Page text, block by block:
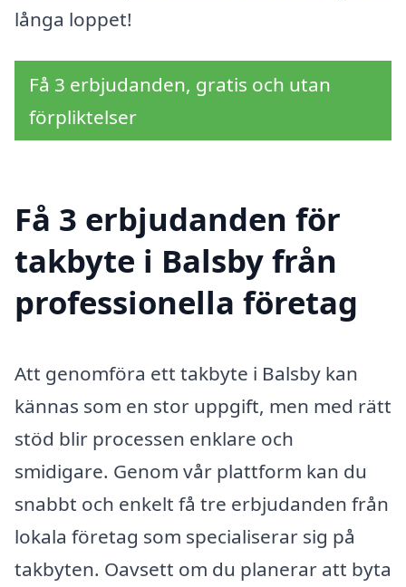
långa loppet!
Få 3 erbjudanden, gratis och utan
förpliktelser
Få 3 erbjudanden för
takbyte i Balsby från
professionella företag
Att genomföra ett takbyte i Balsby kan
kännas som en stor uppgift, men med rätt
stöd blir processen enklare och
smidigare. Genom vår plattform kan du
snabbt och enkelt få tre erbjudanden från
lokala företag som specialiserar sig på
takbyten. Oavsett om du planerar att byta